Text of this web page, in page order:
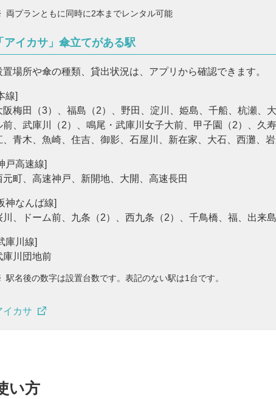
両プランともに同時に2本までレンタル可能
アイカサ」傘立てがある駅
置場所や傘の種類、貸出状況は、アプリから確認できます。
線]
阪梅田（3）、福島（2）、野田、淀川、姫島、千船、杭瀬、
前、武庫川（2）、鳴尾・武庫川女子大前、甲子園（2）、久
、青木、魚崎、住吉、御影、石屋川、新在家、大石、西灘、
戸高速線]
元町、高速神戸、新開地、大開、高速長田
神なんば線]
川、ドーム前、九条（2）、西九条（2）、千鳥橋、福、出来島
庫川線]
庫川団地前
駅名後の数字は設置台数です。表記のない駅は1台です。
イカサ
い方